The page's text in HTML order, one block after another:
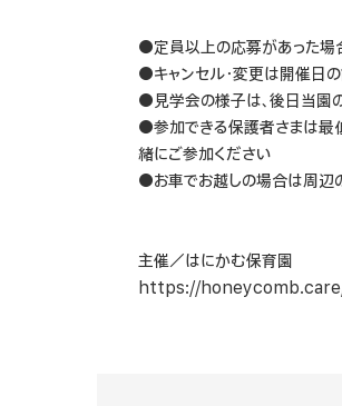
●定員以上の応募があった場
●キャンセル・変更は開催日
●見学会の様子は、後日当園
●参加できる保護者さまは最
緒にご参加ください
●お車でお越しの場合は周辺
主催／はにかむ保育園
https://